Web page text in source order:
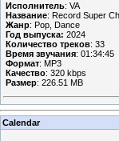
Исполнитель: VA
Название: Record Super
Жанр: Pop, Dance
Год выпуска: 2024
Количество треков: 33
Время звучания: 01:34:45
Формат: MP3
Качество: 320 kbps
Размер: 226.51 MB
Calendar